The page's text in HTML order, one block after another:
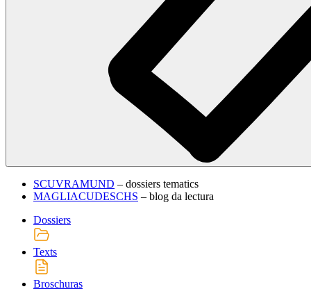
SCUVRAMUND – dossiers tematics
MAGLIACUDESCHS – blog da lectura
Dossiers
Texts
Broschuras